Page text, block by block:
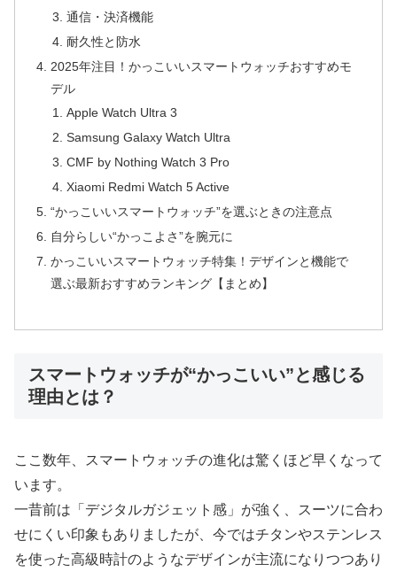
通信・決済機能
耐久性と防水
2025年注目！かっこいいスマートウォッチおすすめモ
デル
Apple Watch Ultra 3
Samsung Galaxy Watch Ultra
CMF by Nothing Watch 3 Pro
Xiaomi Redmi Watch 5 Active
“かっこいいスマートウォッチ”を選ぶときの注意点
自分らしい“かっこよさ”を腕元に
かっこいいスマートウォッチ特集！デザインと機能で
選ぶ最新おすすめランキング【まとめ】
スマートウォッチが“かっこいい”と感じる
理由とは？
ここ数年、スマートウォッチの進化は驚くほど早くなって
います。
一昔前は「デジタルガジェット感」が強く、スーツに合わ
せにくい印象もありましたが、今ではチタンやステンレス
を使った高級時計のようなデザインが主流になりつつあり